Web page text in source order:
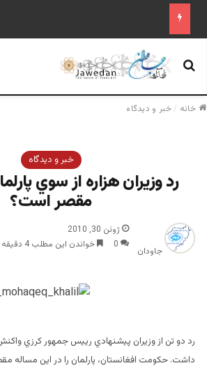
جستجو برای
خانه /خبر و دیدگاه
خبر و دیدگاه
رد وزيران هزاره از سوي
مقصر است؟
جاودان
ژوئن 30, 2010
0
خواندن این مطلب 4 دقیقه زمان میبرد
رد دو تن از وزيران پيشنهادي رييس جمهور كرزي
داشت. حكومت افغانستان، پارلمان را در اين مساله